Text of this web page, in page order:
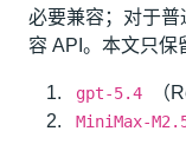
必要兼容；对于
容 API。本文只保
gpt-5.4 （
MiniMax-